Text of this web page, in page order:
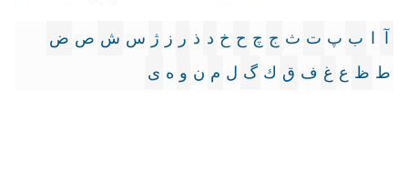
آ ا ب پ ت ث ج چ ح خ د ذ ر ز ژ س ش ص ض
ط ظ ع غ ف ق ك گ ل م ن و ه ى